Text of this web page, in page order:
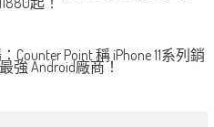
Point 稱 iPhone 11系列銷
強 Android廠商！